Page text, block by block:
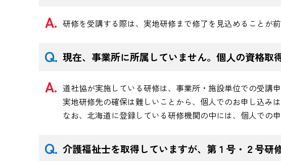
研修を受講する際は、実地研修まで修了を見込めることが
現在、事業所に所属していません。個人の資格取
道社協が実施している研修は、事業所・施設単位での受講
実地研修先の確保は難しいことから、個人でのお申し込み
なお、北海道に登録している研修機関の中には、個人での
介護福祉士を取得していますが、第１号・２号研